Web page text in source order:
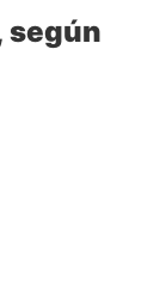
según